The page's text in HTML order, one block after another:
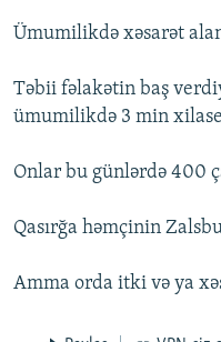
VIDEO
FOTOQALEREYA
İNFOQRAFIKA
KARIKATURA
RADIO ARXIV
OXU ZALI
AZƏRBAYCAN ƏDƏBIYYATI
İSLAM VƏ DEMOKRATIYA
HAQQIMIZDA
MISSIYAMIZ
PEŞƏ ETIKASI VƏ
AZADLIQRADIOSU MOBIL
BIZIMLƏ ƏLAQƏ
RFE/RL-in bütün
Ümumilikdə xəsarət
Təbii fəlakətin baş
ümumilikdə 3 min
Onlar bu günlərdə 400
Qasırğa həmçinin
Amma orda itki və ya